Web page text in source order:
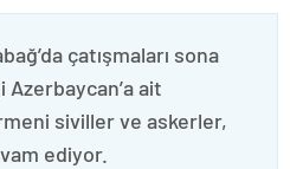
çatışmaları sona
ait
siviller ve askerler,
ediyor.